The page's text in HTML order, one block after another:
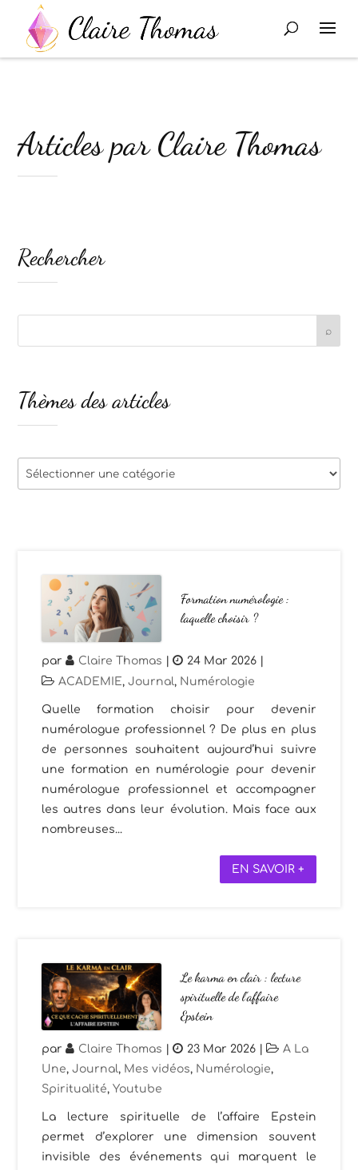
Articles par Claire Thomas
Formation numérologie :
laquelle choisir ?
par Claire Thomas | 24 Mar 2026 |
ACADEMIE,Journal, Numérologie
Quelle formation choisir pour devenir
numérologue professionnel ? De plus en plus
de personnes souhaitent aujourd’hui suivre
une formation en numérologie pour devenir
numérologue professionnel et accompagner
les autres dans leur évolution. Mais face aux
nombreuses...
EN SAVOIR +
Le karma en clair : lecture
spirituelle de l’affaire
Epstein
par Claire Thomas | 23 Mar 2026 |
A La
Une,Journal, Mes vidéos, Numérologie,
Spiritualité,Youtube
La lecture spirituelle de l’affaire Epstein
permet d’explorer une dimension souvent
invisible des événements qui marquent le
Rechercher
Thèmes des articles
Thèmes
des